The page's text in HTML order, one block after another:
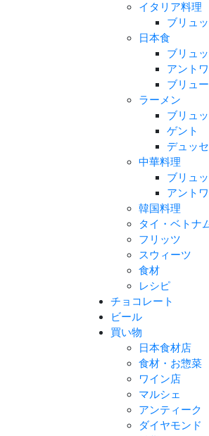
イタリア料理
ブリュ
日本食
ブリュ
アント
ブリュ
ラーメン
ブリュ
ゲント
デュッ
中華料理
ブリュ
アント
韓国料理
タイ・ベトナ
フリッツ
スウィーツ
食材
レシピ
チョコレート
ビール
買い物
日本食材店
食材・お惣菜
ワイン店
マルシェ
アンティーク
ダイヤモンド